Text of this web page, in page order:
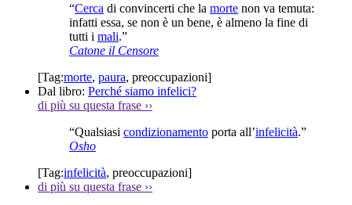
“Cerca di convincerti che la morte non va temuta:
infatti essa, se non è un bene, è almeno la fine di
tutti i mali.”
Catone il Censore
[Tag:morte, paura, preoccupazioni]
Dal libro: Perché siamo infelici?
di più su questa frase ››
“Qualsiasi condizionamento porta all’infelicità.”
Osho
[Tag:infelicità, preoccupazioni]
di più su questa frase ››